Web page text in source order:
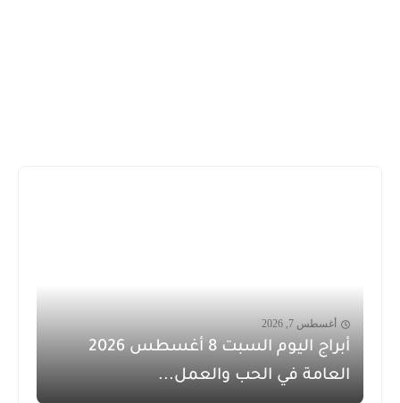
أغسطس 7, 2026
أبراج اليوم السبت 8 أغسطس 2026
العامة في الحب والعمل...